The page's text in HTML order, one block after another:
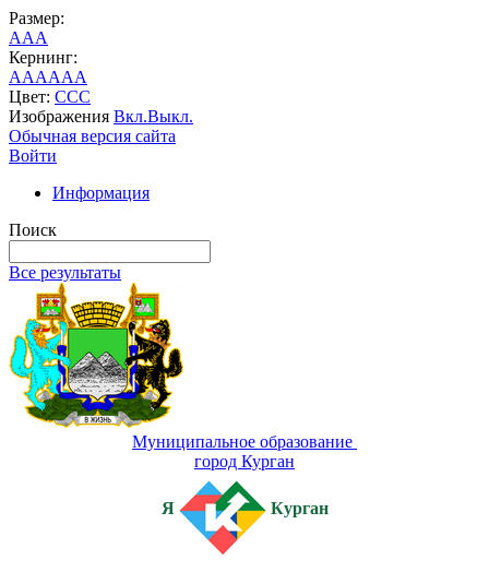
Размер:
AAA
Кернинг:
AAAAAA
Цвет: CCC
Изображения Вкл.Выкл.
Обычная версия сайта
Войти
Информация
Поиск
Все результаты
Муниципальное образование
город Курган
Я Курган